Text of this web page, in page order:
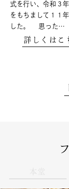
式を行い、令和３
をもちまして１１
した。 思った…
詳しくはこ